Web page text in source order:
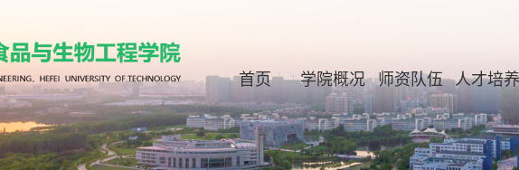
首页 学院概况 师资队伍 人才培